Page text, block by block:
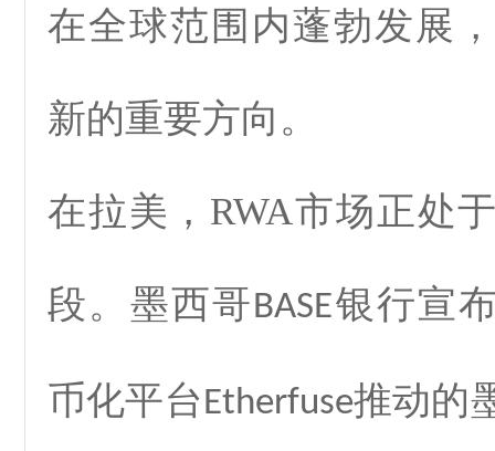
在全球范围内蓬勃发展
新的重要方向。
在拉美， RWA市场正处
段。墨西哥BASE银行宣
币化平台Etherfuse推动的